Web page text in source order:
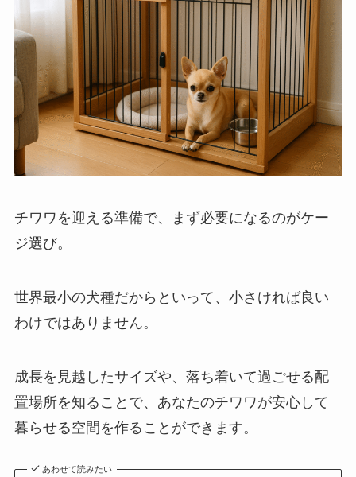
チワワを迎える準備で、まず必要になるのがケー
ジ選び。
世界最小の犬種だからといって、小さければ良い
わけではありません。
成長を見越したサイズや、落ち着いて過ごせる配
置場所を知ることで、あなたのチワワが安心して
暮らせる空間を作ることができます。
あわせて読みたい